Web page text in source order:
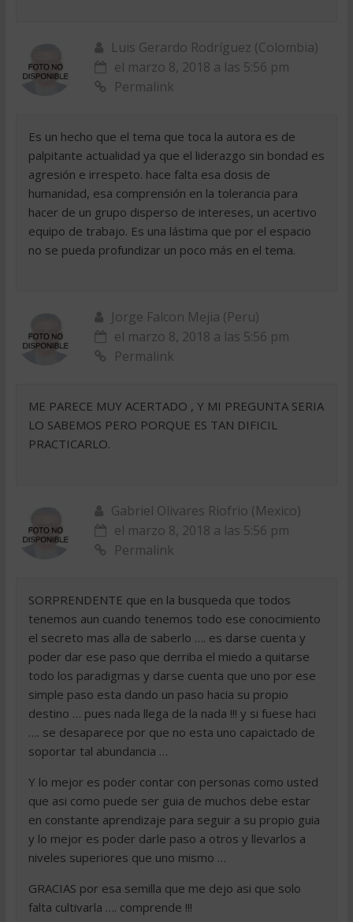
Luis Gerardo Rodríguez (Colombia)
el marzo 8, 2018 a las 5:56 pm
Permalink
Es un hecho que el tema que toca la autora es de
palpitante actualidad ya que el liderazgo sin bondad es
agresión e irrespeto. hace falta esa dosis de
humanidad, esa comprensión en la tolerancia para
hacer de un grupo disperso de intereses, un acertivo
equipo de trabajo. Es una lástima que por el espacio
no se pueda profundizar un poco más en el tema.
Jorge Falcon Mejia (Peru)
el marzo 8, 2018 a las 5:56 pm
Permalink
ME PARECE MUY ACERTADO , Y MI PREGUNTA SERIA
LO SABEMOS PERO PORQUE ES TAN DIFICIL
PRACTICARLO.
Gabriel Olivares Riofrio (Mexico)
el marzo 8, 2018 a las 5:56 pm
Permalink
SORPRENDENTE que en la busqueda que todos
tenemos aun cuando tenemos todo ese conocimiento
el secreto mas alla de saberlo …. es darse cuenta y
poder dar ese paso que derriba el miedo a quitarse
todo los paradigmas y darse cuenta que uno por ese
simple paso esta dando un paso hacia su propio
destino … pues nada llega de la nada !!! y si fuese haci
…. se desaparece por que no esta uno capaictado de
soportar tal abundancia …
Y lo mejor es poder contar con personas como usted
que asi como puede ser guia de muchos debe estar
en constante aprendizaje para seguir a su propio guia
y lo mejor es poder darle paso a otros y llevarlos a
niveles superiores que uno mismo …
GRACIAS por esa semilla que me dejo asi que solo
falta cultivarla …. comprende !!!